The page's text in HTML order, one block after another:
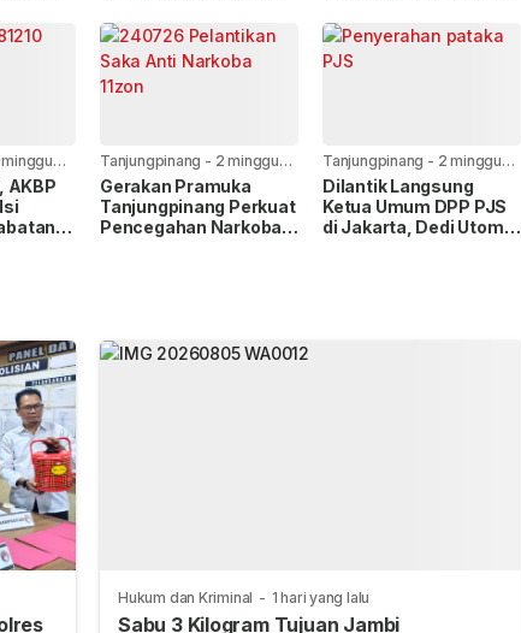
dan Nopol Bodong
minggu
AKBP
Tanjungpinang - 2 minggu
yang lalu
Gerakan Pramuka
Tanjungpinang Perkuat
Pencegahan Narkoba
Tanjungpinang - 2 minggu
yang lalu
Dilantik Langsung
Ketua Umum DPP PJS
di Jakarta, Dedi Utomo
Hukum dan Kriminal - 1 hari yang lalu
Sabu 3 Kilogram Tujuan Jambi